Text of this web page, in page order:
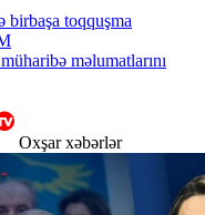
birbaşa toqquşma
məlumatlarını
Oxşar xəbərlər